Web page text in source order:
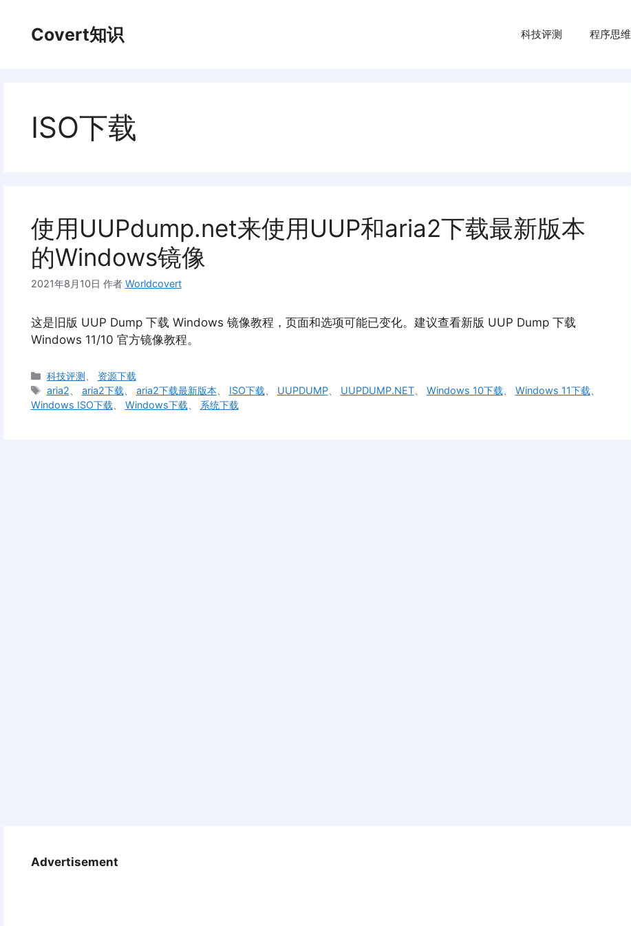
Covert知识 科技评测 程序思维
ISO下载
使用UUPdump.net来使用UUP和aria2下载最新版本
的Windows镜像
2021年8月10日 作者 Worldcovert
这是旧版 UUP Dump 下载 Windows 镜像教程，页面和选项可能已变化。建议查看新版 UUP Dump 下载
Windows 11/10 官方镜像教程。
分
类
科技评测
资源下载
标
签
aria2 aria2下载 aria2下载最新版本 ISO下载 UUPDUMP、 UUPDUMP.NET、 Windows 10下载 Windows 11下载
Windows ISO下载
Windows下载 系统下载
Advertisement